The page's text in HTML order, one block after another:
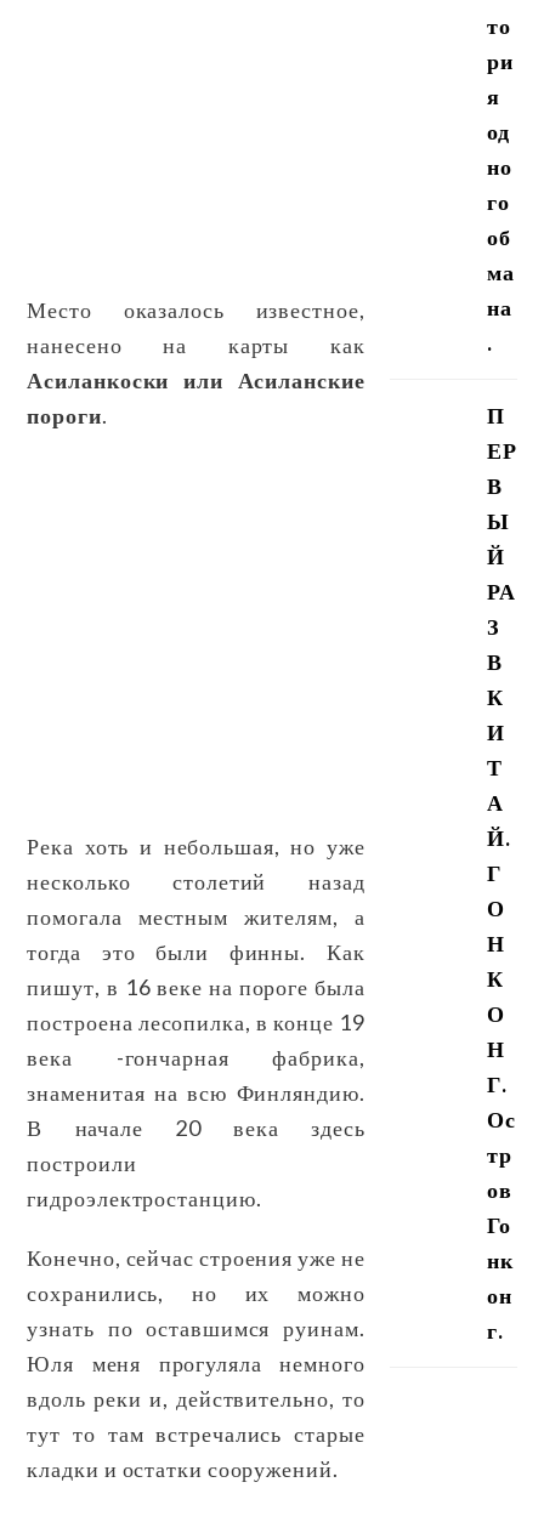
Место оказалось известное,
нанесено на карты как
Асиланкоски или Асиланские
пороги.
Река хоть и небольшая, но уже
несколько столетий назад
помогала местным жителям, а
тогда это были финны. Как
пишут, в 16 веке на пороге была
построена лесопилка, в конце 19
века -гончарная фабрика,
знаменитая на всю Финляндию.
В начале 20 века здесь
построили
гидроэлектростанцию.
Конечно, сейчас строения уже не
сохранились, но их можно
узнать по оставшимся руинам.
Юля меня прогуляла немного
вдоль реки и, действительно, то
тут то там встречались старые
кладки и остатки сооружений.
то
ри
я
од
но
го
об
ма
на
.
П
ЕР
В
Ы
Й
РА
З
В
К
И
Т
А
Й.
Г
О
Н
К
О
Н
Г.
Ос
тр
ов
Го
нк
он
г.